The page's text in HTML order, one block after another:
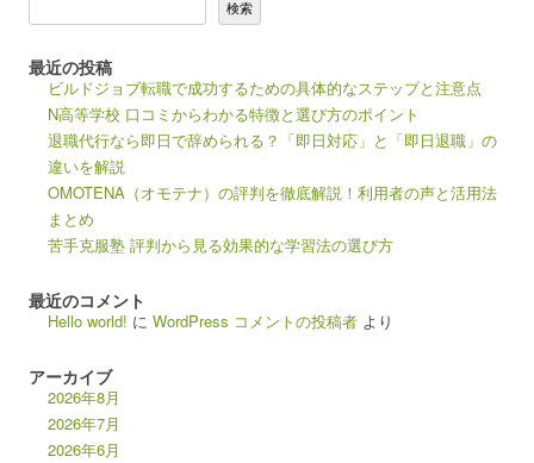
検索
最近の投稿
ビルドジョブ転職で成功するための具体的なステップと注意点
N高等学校 口コミからわかる特徴と選び方のポイント
退職代行なら即日で辞められる？「即日対応」と「即日退職」の
違いを解説
OMOTENA（オモテナ）の評判を徹底解説！利用者の声と活用法
まとめ
苦手克服塾 評判から見る効果的な学習法の選び方
最近のコメント
Hello world! に WordPress コメントの投稿者 より
アーカイブ
2026年8月
2026年7月
2026年6月